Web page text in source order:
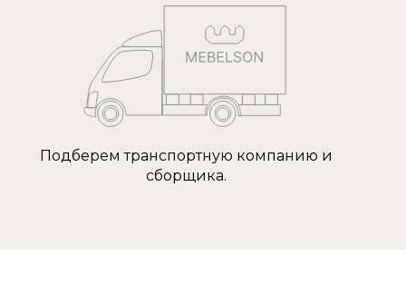
Подберем транспортную компанию и
сборщика.